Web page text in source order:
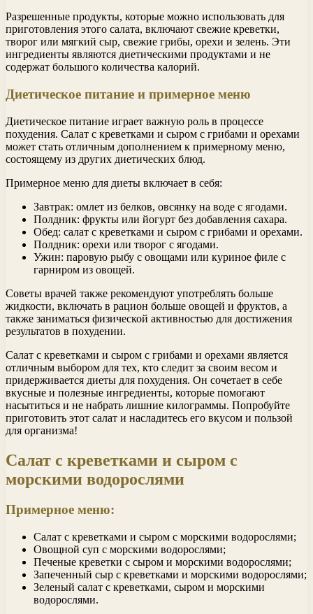
Разрешенные продукты, которые можно использовать для
приготовления этого салата, включают свежие креветки,
творог или мягкий сыр, свежие грибы, орехи и зелень. Эти
ингредиенты являются диетическими продуктами и не
содержат большого количества калорий.
Диетическое питание и примерное меню
Диетическое питание играет важную роль в процессе
похудения. Салат с креветками и сыром с грибами и орехами
может стать отличным дополнением к примерному меню,
состоящему из других диетических блюд.
Примерное меню для диеты включает в себя:
Завтрак: омлет из белков, овсянку на воде с ягодами.
Полдник: фрукты или йогурт без добавления сахара.
Обед: салат с креветками и сыром с грибами и орехами.
Полдник: орехи или творог с ягодами.
Ужин: паровую рыбу с овощами или куриное филе с
гарниром из овощей.
Советы врачей также рекомендуют употреблять больше
жидкости, включать в рацион больше овощей и фруктов, а
также заниматься физической активностью для достижения
результатов в похудении.
Салат с креветками и сыром с грибами и орехами является
отличным выбором для тех, кто следит за своим весом и
придерживается диеты для похудения. Он сочетает в себе
вкусные и полезные ингредиенты, которые помогают
насытиться и не набрать лишние килограммы. Попробуйте
приготовить этот салат и насладитесь его вкусом и пользой
для организма!
Салат с креветками и сыром с
морскими водорослями
Примерное меню:
Салат с креветками и сыром с морскими водорослями;
Овощной суп с морскими водорослями;
Печеные креветки с сыром и морскими водорослями;
Запеченный сыр с креветками и морскими водорослями;
Зеленый салат с креветками, сыром и морскими
водорослями.